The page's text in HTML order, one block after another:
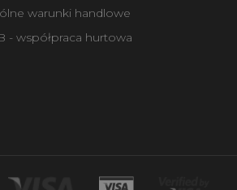
warunki handlowe
- współpraca hurtowa